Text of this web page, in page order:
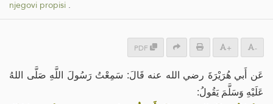
njegovi propisi .
PDF + -
عَن أَبي هُرَيْرَةَ رضي الله عنه قَالَ: سَمِعْتُ رَسُولَ اللَّهِ صَلَّى اللهُ
عَلَيْهِ وَسَلَّمَ يَقُولُ: